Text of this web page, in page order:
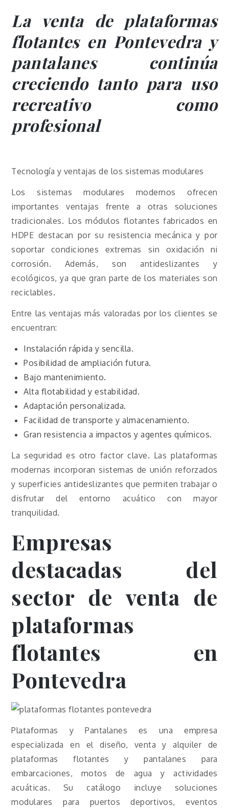
La venta de plataformas
flotantes en Pontevedra y
pantalanes continúa
creciendo tanto para uso
recreativo como
profesional
Tecnología y ventajas de los sistemas modulares
Los sistemas modulares modernos ofrecen
importantes ventajas frente a otras soluciones
tradicionales. Los módulos flotantes fabricados en
HDPE destacan por su resistencia mecánica y por
soportar condiciones extremas sin oxidación ni
corrosión. Además, son antideslizantes y
ecológicos, ya que gran parte de los materiales son
reciclables.
Entre las ventajas más valoradas por los clientes se
encuentran:
Instalación rápida y sencilla.
Posibilidad de ampliación futura.
Bajo mantenimiento.
Alta flotabilidad y estabilidad.
Adaptación personalizada.
Facilidad de transporte y almacenamiento.
Gran resistencia a impactos y agentes químicos.
La seguridad es otro factor clave. Las plataformas
modernas incorporan sistemas de unión reforzados
y superficies antideslizantes que permiten trabajar o
disfrutar del entorno acuático con mayor
tranquilidad.
Empresas
destacadas del
sector de venta de
plataformas
flotantes en
Pontevedra
Plataformas y Pantalanes es una empresa
especializada en el diseño, venta y alquiler de
plataformas flotantes y pantalanes para
embarcaciones, motos de agua y actividades
acuáticas. Su catálogo incluye soluciones
modulares para puertos deportivos, eventos